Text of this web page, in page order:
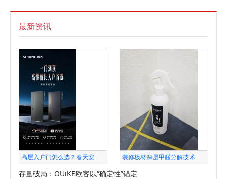
最新资讯
高层入户门怎么选？春天安 装修板材深层甲醛分解技术
存量破局：OUiKE欧客以“确定性”锚定